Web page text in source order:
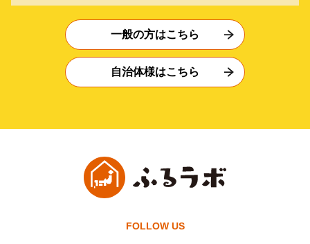
一般の方はこちら
自治体様はこちら
FOLLOW US